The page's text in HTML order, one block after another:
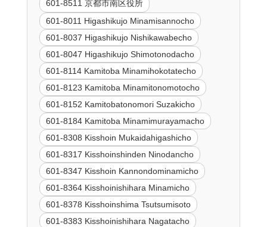
601-8511 京都市南区役所
601-8011 Higashikujo Minamisannocho
601-8037 Higashikujo Nishikawabecho
601-8047 Higashikujo Shimotonodacho
601-8114 Kamitoba Minamihokotatecho
601-8123 Kamitoba Minamitonomotocho
601-8152 Kamitobatonomori Suzakicho
601-8184 Kamitoba Minamimurayamacho
601-8308 Kisshoin Mukaidahigashicho
601-8317 Kisshoinshinden Ninodancho
601-8347 Kisshoin Kannondominamicho
601-8364 Kisshoinishihara Minamicho
601-8378 Kisshoinshima Tsutsumisoto
601-8383 Kisshoinishihara Nagatacho